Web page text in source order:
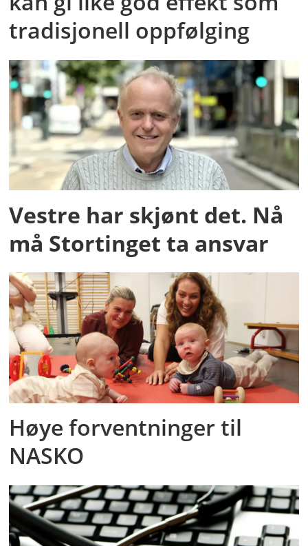
tradisjonell oppfølging
Vestre har skjønt det. Nå
må Stortinget ta ansvar
Høye forventninger til
NASKO